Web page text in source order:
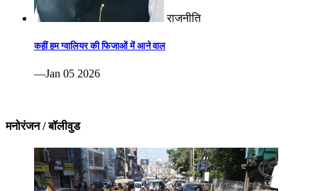
राजनीति
कहीं हम ग्वालियर की फिजाओं में आने वाल
—Jan 05 2026
मनोरंजन / बॉलीवुड